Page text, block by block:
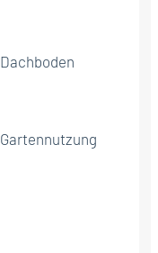
Dachboden
Gartennutzung